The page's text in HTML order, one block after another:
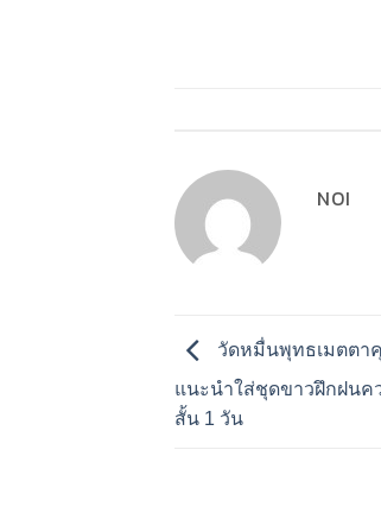
NOI
วัดหมื่นพุทธเมตตา
แนะนำใส่ชุดขาวฝึกฝนค
สั้น 1 วัน